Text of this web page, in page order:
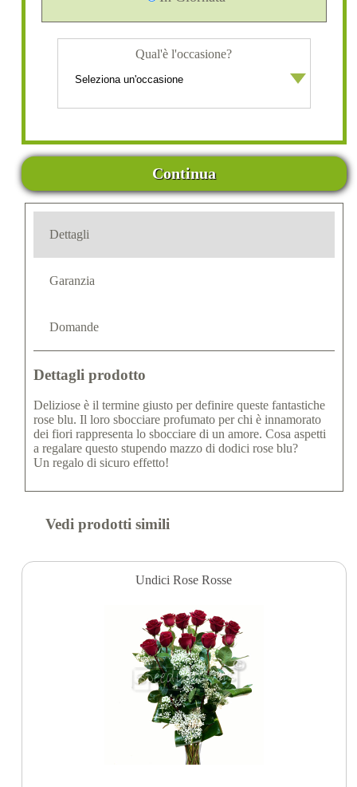
Qual'è l'occasione?
Continua
Dettagli
Garanzia
Domande
Dettagli prodotto
Deliziose è il termine giusto per definire queste fantastiche
rose blu. Il loro sbocciare profumato per chi è innamorato
dei fiori rappresenta lo sbocciare di un amore. Cosa aspetti
a regalare questo stupendo mazzo di dodici rose blu?
Un regalo di sicuro effetto!
Vedi prodotti simili
Undici Rose Rosse